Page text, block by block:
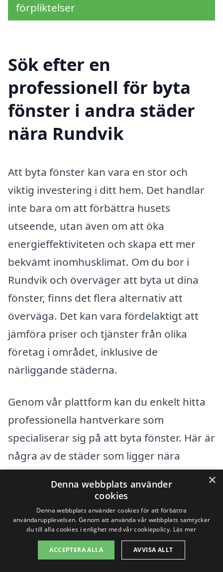
förpliktelser
Sök efter en
professionell för byta
fönster i andra städer
nära Rundvik
Att byta fönster kan vara en stor och
viktig investering i ditt hem. Det handlar
inte bara om att förbättra husets
utseende, utan även om att öka
energieffektiviteten och skapa ett mer
bekvämt inomhusklimat. Om du bor i
Rundvik och överväger att byta ut dina
fönster, finns det flera alternativ att
överväga. Det kan vara fördelaktigt att
jämföra priser och tjänster från olika
företag i området, inklusive de
närliggande städerna.
Genom vår plattform kan du enkelt hitta
professionella hantverkare som
specialiserar sig på att byta fönster. Här är
några av de städer som ligger nära
Rundvik där du kan hitta hjälp:
Nordmaling
Örnsköldsvik
Umeå
×
Denna webbplats använder
cookies
Denna webbplats använder cookies för att förbättra
användarupplevelsen. Genom att använda vår webbplats samtycker
du till alla cookies i enlighet med vår cookiepolicy. Läs mer
ACCEPTERA ALLA AVVISA ALLT